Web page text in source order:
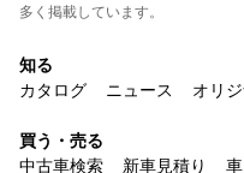
多く掲載しています。
知る
カタログ
ニュース オリ
買う・売る
中古車検索
新車見積り